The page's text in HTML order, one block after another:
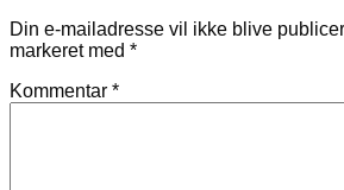
Din e-mailadresse vil ikke blive
markeret med *
Kommentar *